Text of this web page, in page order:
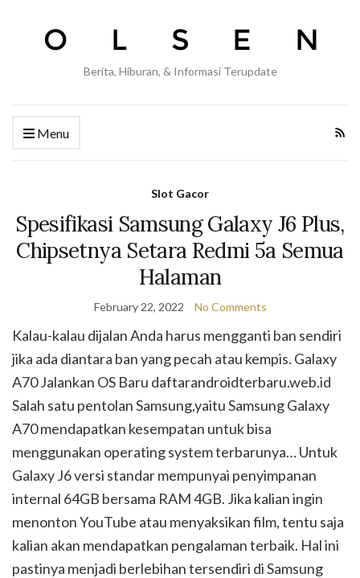
Berita, Hiburan, & Informasi Terupdate
Menu
Slot Gacor
Spesifikasi Samsung Galaxy J6 Plus,
Chipsetnya Setara Redmi 5a Semua
Halaman
February 22, 2022 No Comments
Kalau-kalau dijalan Anda harus mengganti ban sendiri
jika ada diantara ban yang pecah atau kempis. Galaxy
A70 Jalankan OS Baru daftarandroidterbaru.web.id
Salah satu pentolan Samsung,yaitu Samsung Galaxy
A70 mendapatkan kesempatan untuk bisa
menggunakan operating system terbarunya… Untuk
Galaxy J6 versi standar mempunyai penyimpanan
internal 64GB bersama RAM 4GB. Jika kalian ingin
menonton YouTube atau menyaksikan film, tentu saja
kalian akan mendapatkan pengalaman terbaik. Hal ini
pastinya menjadi berlebihan tersendiri di Samsung